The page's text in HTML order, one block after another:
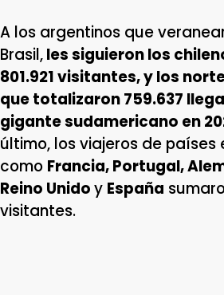
A los argentinos que
Brasil,les siguieron los
801.921 visitantes, y los
que totalizaron 759.637
gigante sudamericano en
último, los viajeros de países
como Francia, Portugal,
Reino Unidoy España
visitantes.